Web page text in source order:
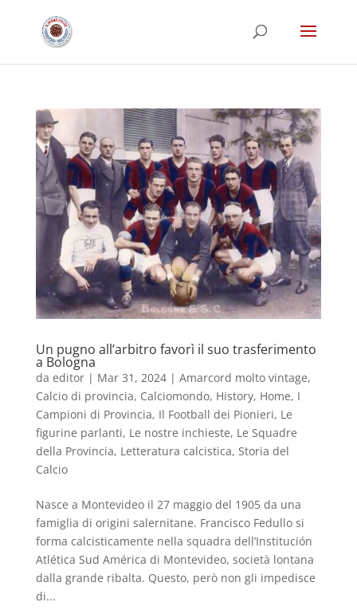
Un pugno all’arbitro favorì il suo trasferimento
a Bologna
da editor| Mar 31, 2024| Amarcord molto vintage,
Calcio di provincia, Calciomondo, History, Home, I
Campioni di Provincia, Il Football dei Pionieri, Le
figurine parlanti, Le nostre inchieste, Le Squadre
della Provincia, Letteratura calcistica, Storia del
Calcio
Nasce a Montevideo il 27 maggio del 1905 da una
famiglia di origini salernitane. Francisco Fedullo si
forma calcisticamente nella squadra dell’Institución
Atlética Sud América di Montevideo, società lontana
dalla grande ribalta. Questo, però non gli impedisce
di...